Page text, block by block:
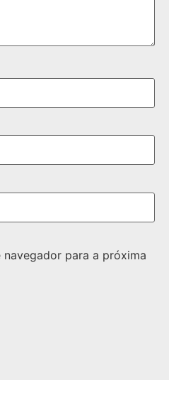
navegador para a próxima